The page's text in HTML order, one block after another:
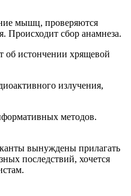
мышц, проверяются
Происходит сбор анамнеза.
об истончении хрящевой
излучения,
методов.
вынуждены прилагать
последствий, хочется